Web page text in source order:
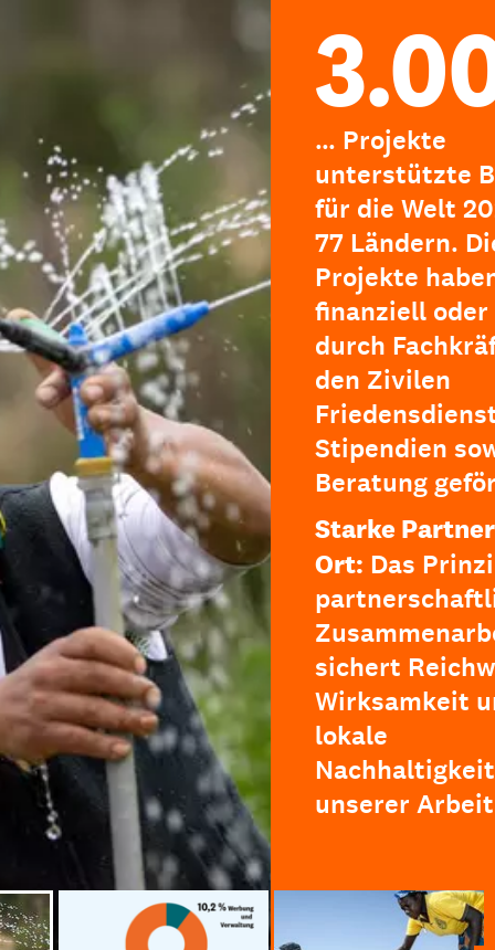
… Projekte
unterstützte
für die Welt
77 Ländern.
Projekte
finanziell oder
durch
den Zivilen
Stipendien
Beratung
Starke
Ort: Das
sichert
Wirksamkeit
lokale
Nachhaltigkeit
unserer